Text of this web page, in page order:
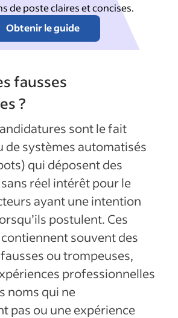
de poste claires et concises.
Obtenir le guide
fausses
?
sont le fait
de systèmes automatisés
qui déposent des
réel intérêt pour le
ayant une intention
postulent. Ces
souvent des
ou trompeuses,
professionnelles
noms qui ne
pas ou une expérience